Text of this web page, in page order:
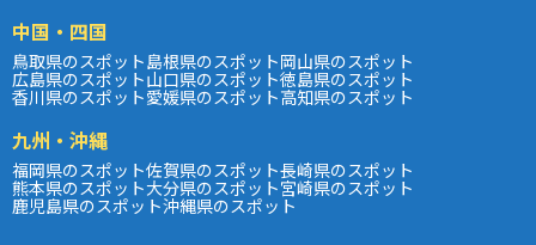
中国・四国
鳥取県のスポット島根県のスポット岡山県のスポット
広島県のスポット山口県のスポット徳島県のスポット
香川県のスポット愛媛県のスポット高知県のスポット
九州・沖縄
福岡県のスポット佐賀県のスポット長崎県のスポット
熊本県のスポット大分県のスポット宮崎県のスポット
鹿児島県のスポット沖縄県のスポット